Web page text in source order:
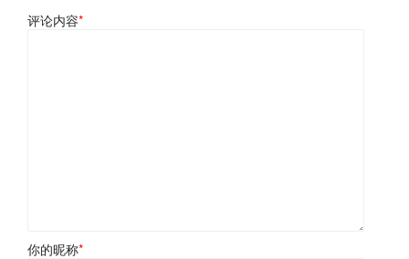
评论内容*
你的昵称*